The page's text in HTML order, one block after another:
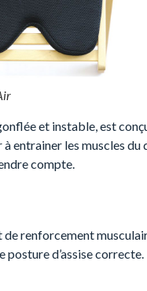
et instable, est
entrainer les muscles du
compte.
renforcement
d’assise correcte.